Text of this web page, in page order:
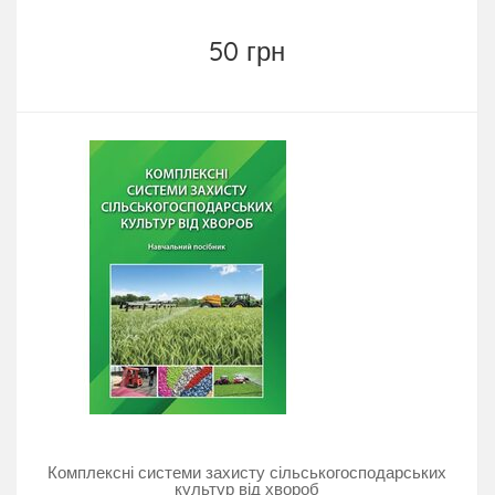
50 грн
Комплексні системи захисту сільськогосподарських
культур від хвороб